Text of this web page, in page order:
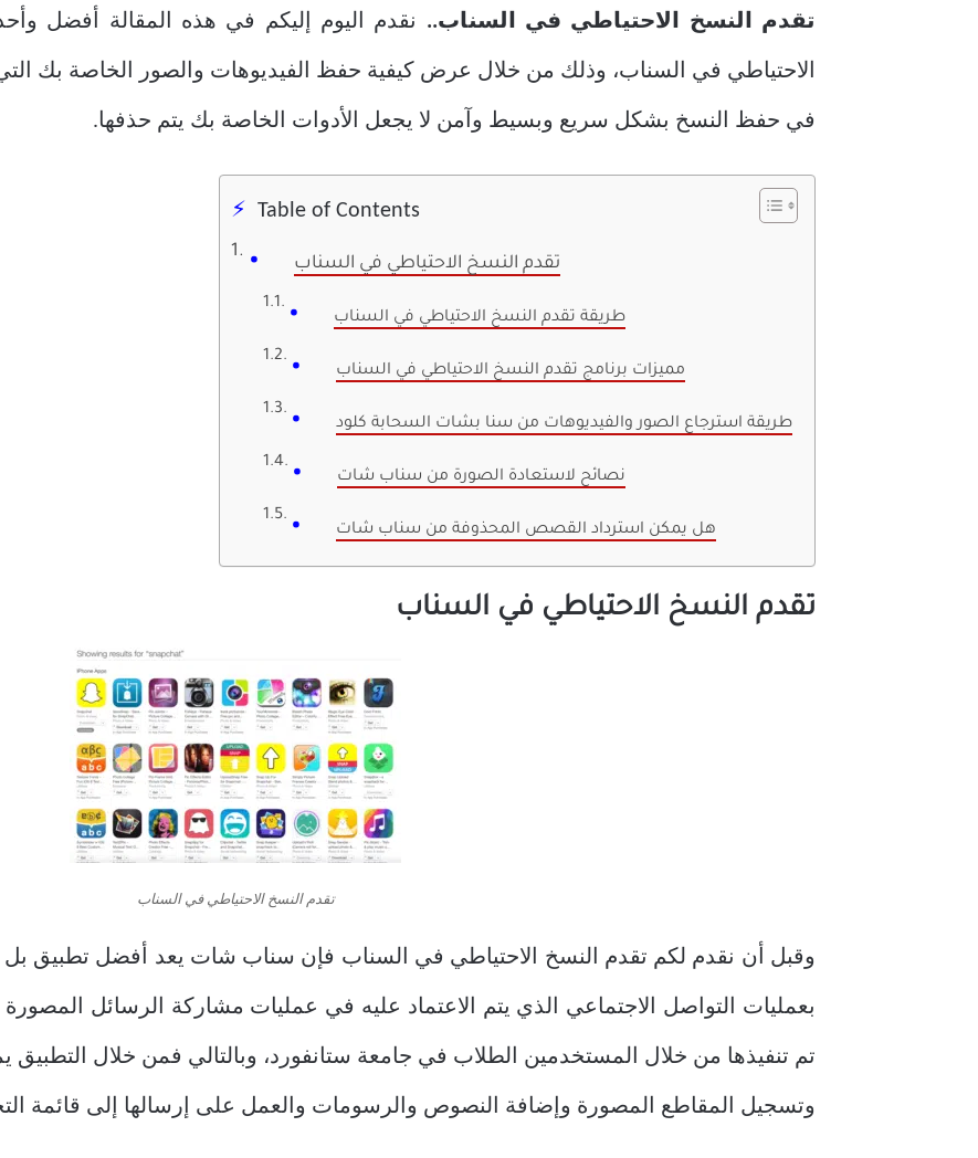
تقدم النسخ الاحتياطي في السناب.. نقدم اليوم إليكم في هذه المقالة أفضل
الاحتياطي في السناب، وذلك من خلال عرض كيفية حفظ الفيديوهات والصور الخاصة بك
في حفظ النسخ بشكل سريع وبسيط وآمن لا يجعل الأدوات الخاصة بك يتم حذفها.
Table of Contents
تقدم النسخ الاحتياطي في السناب
طريقة تقدم النسخ الاحتياطي في السناب
مميزات برنامج تقدم النسخ الاحتياطي في السناب
طريقة استرجاع الصور والفيديوهات من سنا بشات السحابة كلود
نصائح لاستعادة الصورة من سناب شات
هل يمكن استرداد القصص المحذوفة من سناب شات
تقدم النسخ الاحتياطي في السناب
تقدم النسخ الاحتياطي في السناب
وقبل أن نقدم لكم تقدم النسخ الاحتياطي في السناب فإن سناب شات يعد أفضل تطبيق بل
بعمليات التواصل الاجتماعي الذي يتم الاعتماد عليه في عمليات مشاركة الرسائل
تم تنفيذها من خلال المستخدمين الطلاب في جامعة ستانفورد، وبالتالي فمن خلال التطبيق
وتسجيل المقاطع المصورة وإضافة النصوص والرسومات والعمل على إرسالها إلى قائمة